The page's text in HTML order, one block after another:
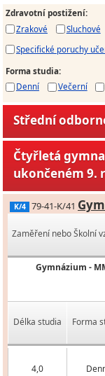
Zdravotní postižení:
Zrakové
Sluchové
Specifické poruchy
Forma studia:
Denní
Večerní
Střední
Čtyřletá
ukončeném 9.
K/4 79-41-K/41
Zaměření nebo Školní
Gymnázium -
Délka studia Forma
4,0